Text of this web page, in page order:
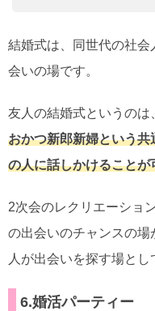
結婚式は、同世代の社会
会いの場です。
友人の結婚式というのは
おかつ新郎新婦という
の人に話しかけることが
2次会のレクリエーショ
の出会いのチャンスの
人が出会いを探す場とし
6.婚活パーティー